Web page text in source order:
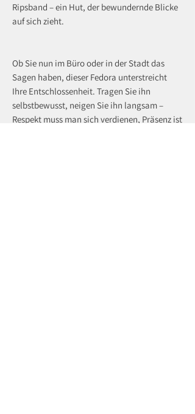
Ripsband – ein Hut, der bewundernde Blicke
auf sich zieht.
Ob Sie nun im Büro oder in der Stadt das
Sagen haben, dieser Fedora unterstreicht
Ihre Entschlossenheit. Tragen Sie ihn
selbstbewusst, neigen Sie ihn langsam –
Respekt muss man sich verdienen, Präsenz ist